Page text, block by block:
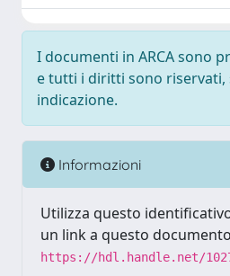
I documenti in ARCA sono
e tutti i diritti sono riservati,
indicazione.
Informazioni
Utilizza questo
un link a questo
https://hdl.handle.net/